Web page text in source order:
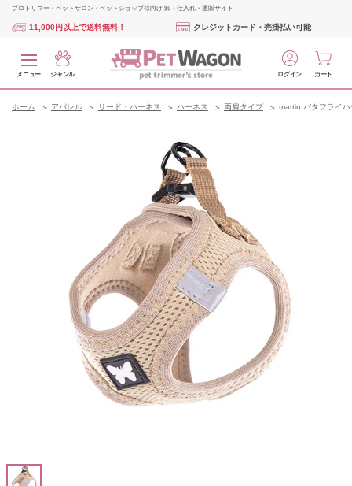
プロトリマー・ペットサロン・ペットショップ様向け 卸・仕入れ・通販サイト
11,000円以上で送料無料！ クレジットカード・売掛払い可能
メニュー ジャンル ログイン カート
ホーム アパレル リード・ハーネス ハーネス 両肩タイプ martin バタフライ